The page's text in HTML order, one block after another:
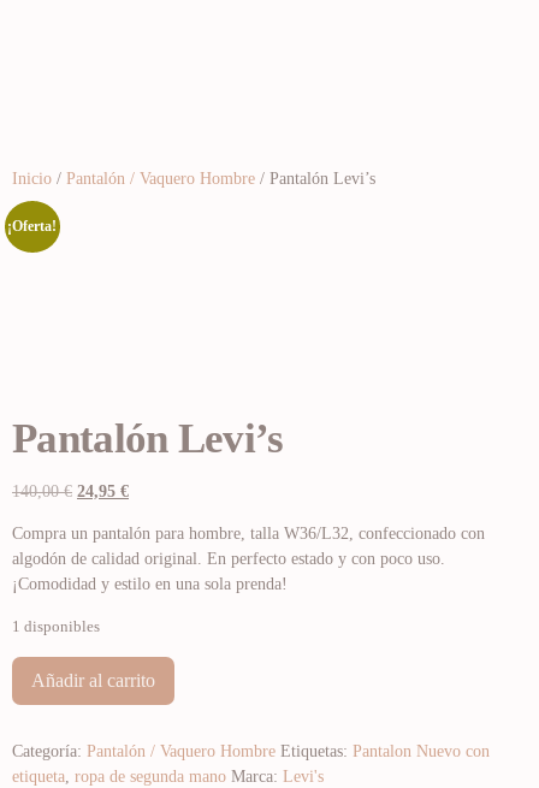
Inicio / Pantalón / Vaquero Hombre / Pantalón Levi’s
¡Oferta!
Pantalón Levi’s
140,00€ 24,95 €
Compra un pantalón para hombre, talla W36/L32, confeccionado con
algodón de calidad original. En perfecto estado y con poco uso.
¡Comodidad y estilo en una sola prenda!
1 disponibles
Añadir al carrito
Categoría: Pantalón / Vaquero Hombre Etiquetas: Pantalon Nuevo con
etiqueta, ropa de segunda mano Marca: Levi's